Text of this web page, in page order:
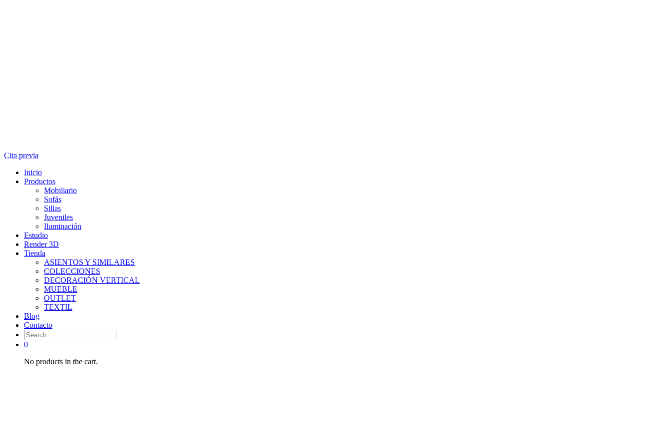
Cita previa
Inicio
Productos
Mobiliario
Sofás
Sillas
Juveniles
Iluminación
Estudio
Render 3D
Tienda
ASIENTOS Y SIMILARES
COLECCIONES
DECORACIÓN VERTICAL
MUEBLE
OUTLET
TEXTIL
Blog
Contacto
0
No products in the cart.